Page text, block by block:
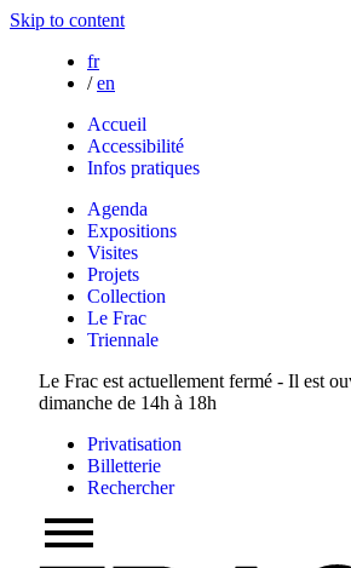
Skip to content
fr
/ en
Accueil
Accessibilité
Infos pratiques
Agenda
Expositions
Visites
Projets
Collection
Le Frac
Triennale
Le Frac est actuellement fermé - Il est
dimanche de 14h à 18h
Privatisation
Billetterie
Rechercher